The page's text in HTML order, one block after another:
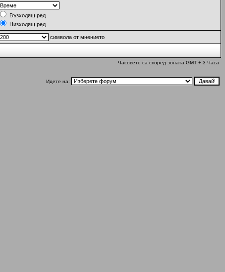
Възходящ ред
Низходящ ред
символа от мнението
Часовете са според зоната GMT + 3 Часа
Идете на: